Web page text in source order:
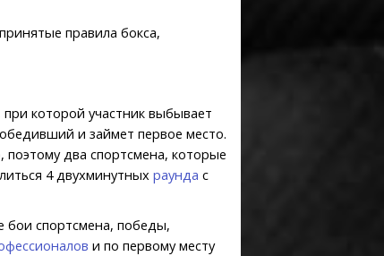
правила бокса,
которой участник выбывает
и займет первое место.
два спортсмена, которые
4 двухминутных раунда с
бои спортсмена, победы,
и по первому месту